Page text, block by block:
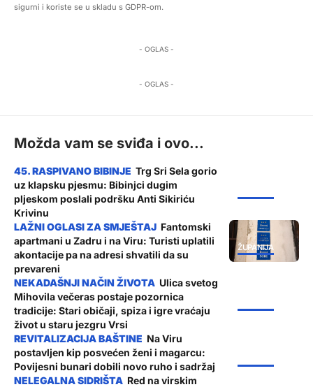
sigurni i koriste se u skladu s GDPR-om.
- OGLAS -
- OGLAS -
Možda vam se sviđa i ovo...
Trg Sri Sela gorio
uz klapsku pjesmu: Bibinjci dugim
pljeskom poslali podršku Anti Sikiriću
Krivinu
ŽUPANIJA
Fantomski
apartmani u Zadru i na Viru: Turisti uplatili
akontacije pa na adresi shvatili da su
prevareni
Ulica svetog
Mihovila večeras postaje pozornica
tradicije: Stari običaji, spiza i igre vraćaju
život u staru jezgru Vrsi
Na Viru
postavljen kip posvećen ženi i magarcu:
Povijesni bunari dobili novo ruho i sadržaj
Red na virskim